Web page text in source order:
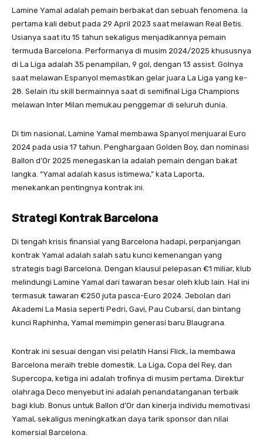
Lamine Yamal adalah pemain berbakat dan sebuah fenomena. Ia
pertama kali debut pada 29 April 2023 saat melawan Real Betis.
Usianya saat itu 15 tahun sekaligus menjadikannya pemain
termuda Barcelona. Performanya di musim 2024/2025 khususnya
di La Liga adalah 35 penampilan, 9 gol, dengan 13 assist. Golnya
saat melawan Espanyol memastikan gelar juara La Liga yang ke-
28. Selain itu skill bermainnya saat di semifinal Liga Champions
melawan Inter Milan memukau penggemar di seluruh dunia.
Di tim nasional, Lamine Yamal membawa Spanyol menjuarai Euro
2024 pada usia 17 tahun. Penghargaan Golden Boy, dan nominasi
Ballon d’Or 2025 menegaskan Ia adalah pemain dengan bakat
langka. “Yamal adalah kasus istimewa,” kata Laporta,
menekankan pentingnya kontrak ini.
Strategi Kontrak Barcelona
Di tengah krisis finansial yang Barcelona hadapi, perpanjangan
kontrak Yamal adalah salah satu kunci kemenangan yang
strategis bagi Barcelona. Dengan klausul pelepasan €1 miliar, klub
melindungi Lamine Yamal dari tawaran besar oleh klub lain. Hal ini
termasuk tawaran €250 juta pasca-Euro 2024. Jebolan dari
Akademi La Masia seperti Pedri, Gavi, Pau Cubarsí, dan bintang
kunci Raphinha, Yamal memimpin generasi baru Blaugrana.
Kontrak ini sesuai dengan visi pelatih Hansi Flick, Ia membawa
Barcelona meraih treble domestik. La Liga, Copa del Rey, dan
Supercopa, ketiga ini adalah trofinya di musim pertama. Direktur
olahraga Deco menyebut ini adalah penandatanganan terbaik
bagi klub. Bonus untuk Ballon d’Or dan kinerja individu memotivasi
Yamal, sekaligus meningkatkan daya tarik sponsor dan nilai
komersial Barcelona.